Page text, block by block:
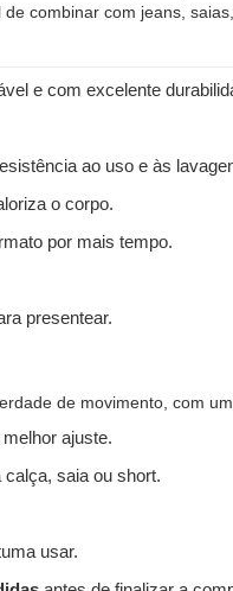
combinar com jeans,
e com excelente
ao uso e às
o corpo.
por mais tempo.
presentear.
de movimento, com
ajuste.
saia ou short.
usar.